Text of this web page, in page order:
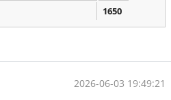
1650
2026-06-03 19:49:21